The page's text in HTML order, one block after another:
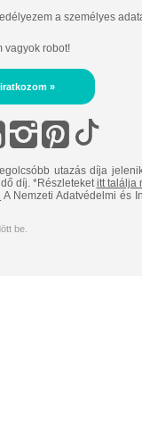
a személyes
vagyok robot!
»
utazás díja
díj. *Részleteketitt találja
A Nemzeti Adatvédelmi és
be.